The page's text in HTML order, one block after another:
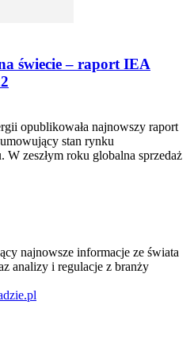
świecie – raport IEA
opublikowała najnowszy raport
stan rynku
zeszłym roku globalna sprzedaż
najnowsze informacje ze świata
analizy i regulacje z branży